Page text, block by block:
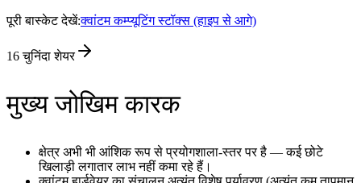
पूरी बास्केट देखें:क्वांटम कम्प्यूटिंग स्टॉक्स (हाइप से आगे)
16 चुनिंदा शेयर
मुख्य जोखिम कारक
क्षेत्र अभी भी आंशिक रूप से प्रयोगशाला‑स्तर पर है — कई छोटे
खिलाड़ी लगातार लाभ नहीं कमा रहे हैं।